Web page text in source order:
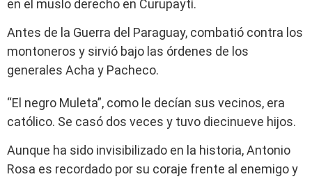
en el muslo derecho en Curupaytí.
Antes de la Guerra del Paraguay, combatió contra los
montoneros y sirvió bajo las órdenes de los
generales Acha y Pacheco.
“El negro Muleta”, como le decían sus vecinos, era
católico. Se casó dos veces y tuvo diecinueve hijos.
Aunque ha sido invisibilizado en la historia, Antonio
Rosa es recordado por su coraje frente al enemigo y